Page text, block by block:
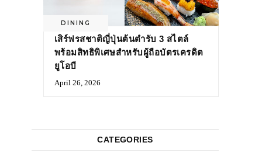
DINING
เสิร์ฟรสชาติญี่ปุ่นต้นตำรับ 3 สไตล์
พร้อมสิทธิพิเศษสำหรับผู้ถือบัตรเครดิต
ยูโอบี
April 26, 2026
CATEGORIES